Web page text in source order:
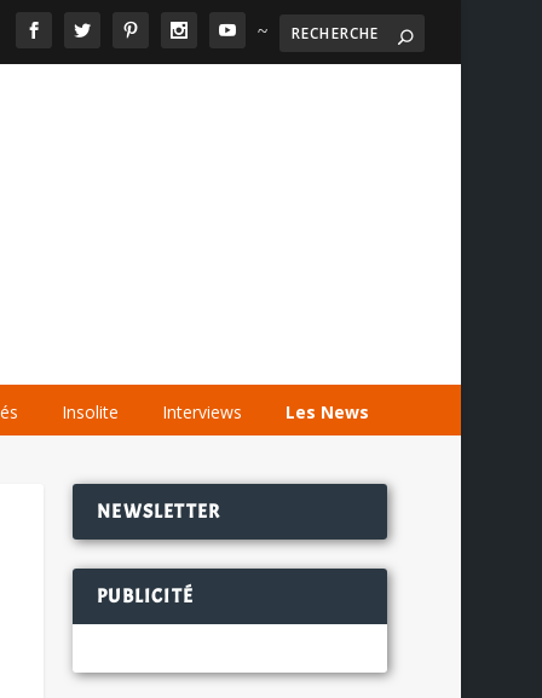
~
Insolite Interviews Les News
NEWSLETTER
PUBLICITÉ